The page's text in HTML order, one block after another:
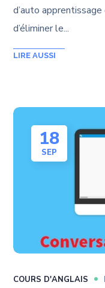
d’auto
d’éliminer le...
18
SEP
COURS D'ANGLAIS